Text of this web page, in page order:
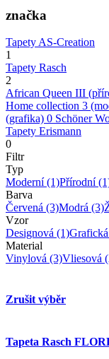
značka
Tapety AS-Creation
1
Tapety Rasch
2
African Queen III
Home collection 3
(grafika) 0 Schöner
Tapety Erismann
0
Filtr
Typ
Moderní(1)Přírodní
Barva
Červená (3)Modrá (3)
Vzor
Designová (1)Grafická
Material
Vinylová (3)Vliesová
Zrušit výběr
Tapeta Rasch